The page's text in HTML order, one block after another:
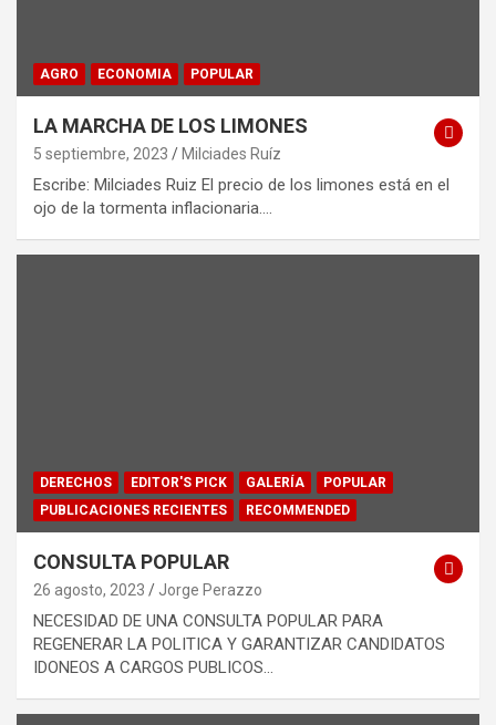
AGRO ECONOMIA POPULAR
LA MARCHA DE LOS LIMONES
5 septiembre, 2023 Milciades Ruíz
Escribe: Milciades Ruiz El precio de los limones está en el
ojo de la tormenta inflacionaria.…
DERECHOS EDITOR'S PICK GALERÍA
POPULAR
PUBLICACIONES RECIENTES
RECOMMENDED
CONSULTA POPULAR
26 agosto, 2023 Jorge Perazzo
NECESIDAD DE UNA CONSULTA POPULAR PARA
REGENERAR LA POLITICA Y GARANTIZAR CANDIDATOS
IDONEOS A CARGOS PUBLICOS…